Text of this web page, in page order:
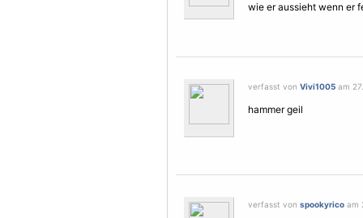
wie er aussieht wenn er
verfasst von Vivi1005 am
hammer geil
verfasst von spookyrico am